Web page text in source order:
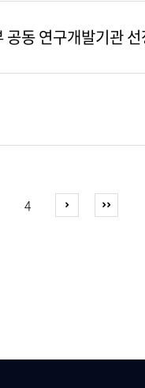
동 연구개발기관 선
4